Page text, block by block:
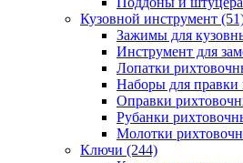
Кузовной инструмент
Зажимы для
Инструмент для
Лопатки
Наборы для правки
Оправки
Рубанки
Молотки
Ключи (244)